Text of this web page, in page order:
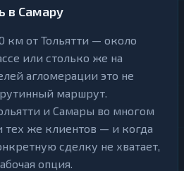
в Самару
км от Тольятти — около
или столько же на
агломерации это не
маршрут.
и Самары во многом
же клиентов — и когда
сделку не хватает,
опция.